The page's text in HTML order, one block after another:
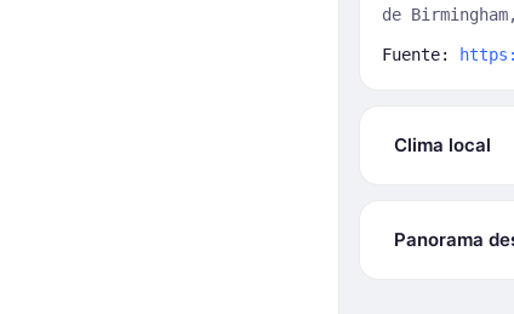
de
Fuente:
Clima local
Panorama